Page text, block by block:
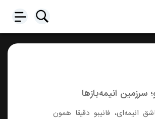
سرزمین انیمه‌بازها
انیمه‌ای، فانیبو دقیقا همون